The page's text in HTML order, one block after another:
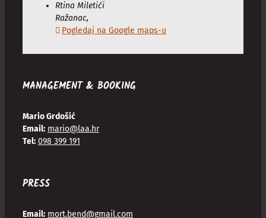
Rtina Miletići
Ražanac,
Pogledaj na Google maps-u
MANAGEMENT & BOOKING
Mario Grdošić
Email: mario@laa.hr
Tel: 098 399 191
PRESS
Email: mort.bend@gmail.com